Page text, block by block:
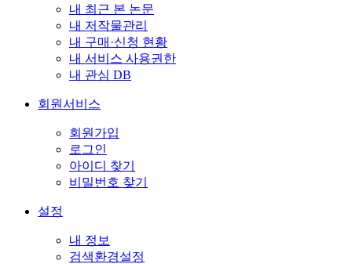
내 최근 본 논문
내 저작물관리
내 구매·신청 현황
내 서비스 사용권한
내 관심 DB
회원서비스
회원가입
로그인
아이디 찾기
비밀번호 찾기
설정
내 정보
검색환경설정